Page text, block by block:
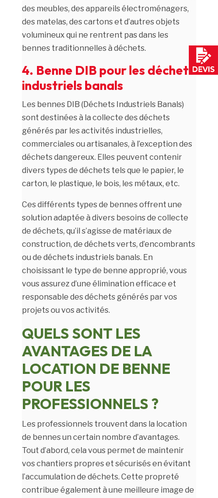
des meubles, des appareils électroménagers,
des matelas, des cartons et d’autres objets
volumineux qui ne rentrent pas dans les
bennes traditionnelles à déchets.
4. Benne DIB pour les déchets
industriels banals
Les bennes DIB (Déchets Industriels Banals)
sont destinées à la collecte des déchets
générés par les activités industrielles,
commerciales ou artisanales, à l’exception des
déchets dangereux. Elles peuvent contenir
divers types de déchets tels que le papier, le
carton, le plastique, le bois, les métaux, etc.
Ces différents types de bennes offrent une
solution adaptée à divers besoins de collecte
de déchets, qu’il s’agisse de matériaux de
construction, de déchets verts, d’encombrants
ou de déchets industriels banals. En
choisissant le type de benne approprié, vous
vous assurez d’une élimination efficace et
responsable des déchets générés par vos
projets ou vos activités.
QUELS SONT LES
AVANTAGES DE LA
LOCATION DE BENNE
POUR LES
PROFESSIONNELS ?
Les professionnels trouvent dans la location
de bennes un certain nombre d’avantages.
Tout d’abord, cela vous permet de maintenir
vos chantiers propres et sécurisés en évitant
l’accumulation de déchets. Cette propreté
contribue également à une meilleure image de